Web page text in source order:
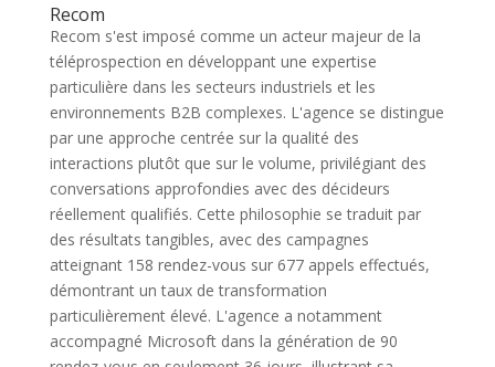
Recom
Recom s'est imposé comme un acteur majeur de la
téléprospection en développant une expertise
particulière dans les secteurs industriels et les
environnements B2B complexes. L'agence se distingue
par une approche centrée sur la qualité des
interactions plutôt que sur le volume, privilégiant des
conversations approfondies avec des décideurs
réellement qualifiés. Cette philosophie se traduit par
des résultats tangibles, avec des campagnes
atteignant 158 rendez-vous sur 677 appels effectués,
démontrant un taux de transformation
particulièrement élevé. L'agence a notamment
accompagné Microsoft dans la génération de 90